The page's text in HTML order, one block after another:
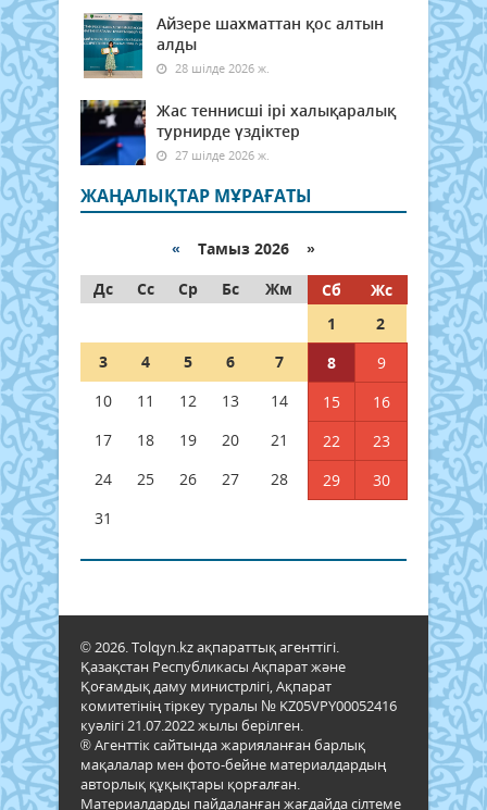
Айзере шахматтан қос алтын
алды
28 шілде 2026 ж.
Жас теннисші ірі халықаралық
турнирде үздіктер
27 шілде 2026 ж.
ЖАҢАЛЫҚТАР МҰРАҒАТЫ
« Тамыз 2026 »
Дс
Сс Ср Бс Жм Сб
Жс
1
2
3
4 5 6 7 8
9
10
11 12 13 14 15
16
17
18 19 20 21 22
23
24
25 26 27 28 29
30
31
© 2026. Tolqyn.kz ақпараттық агенттігі.
Қазақстан Республикасы Ақпарат және
Қоғамдық даму министрлігі, Ақпарат
комитетінің тіркеу туралы № KZ05VPY00052416
куәлігі 21.07.2022 жылы берілген.
® Агенттік сайтында жарияланған барлық
мақалалар мен фото-бейне материалдардың
авторлық құқықтары қорғалған.
Материалдарды пайдаланған жағдайда сілтеме